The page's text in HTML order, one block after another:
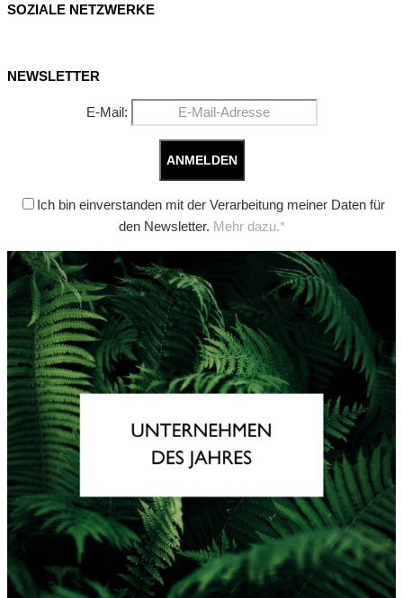
SOZIALE NETZWERKE
NEWSLETTER
E-Mail:
Ich bin einverstanden mit der Verarbeitung meiner Daten für
den Newsletter. Mehr dazu.*